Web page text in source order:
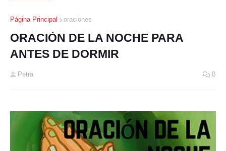
Página Principal
oraciones
ORACIÓN DE LA NOCHE PARA
ANTES DE DORMIR
Petra 0